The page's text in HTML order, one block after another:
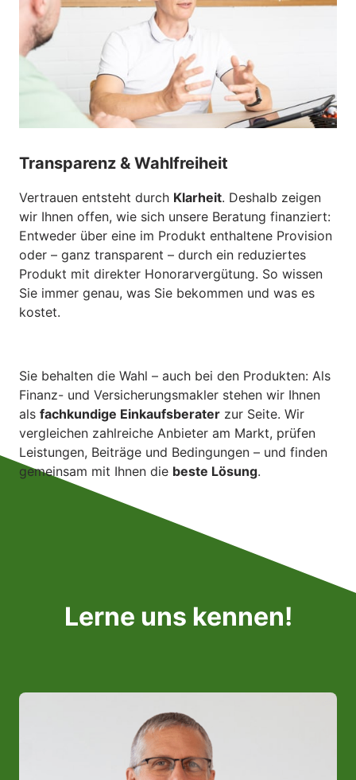
Transparenz & Wahlfreiheit
Vertrauen entsteht durch Klarheit. Deshalb zeigen
wir Ihnen offen, wie sich unsere Beratung finanziert:
Entweder über eine im Produkt enthaltene Provision
oder – ganz transparent – durch ein reduziertes
Produkt mit direkter Honorarvergütung. So wissen
Sie immer genau, was Sie bekommen und was es
kostet.
Sie behalten die Wahl – auch bei den Produkten: Als
Finanz- und Versicherungsmakler stehen wir Ihnen
als fachkundige Einkaufsberater zur Seite. Wir
vergleichen zahlreiche Anbieter am Markt, prüfen
Leistungen, Beiträge und Bedingungen – und finden
gemeinsam mit Ihnen die beste Lösung.
Lerne uns kennen!